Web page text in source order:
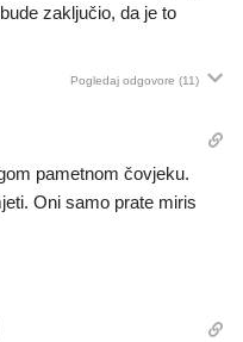
zaključio, da je to
Pogledaj odgovore (11)
pametnom čovjeku.
Oni samo prate miris